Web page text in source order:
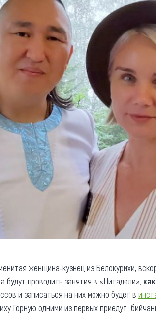
женщина-кузнец из Белокурихи,
будут проводить занятия в «Цитадели»,
и записаться на них можно будет в
Горную одними из первых приедут